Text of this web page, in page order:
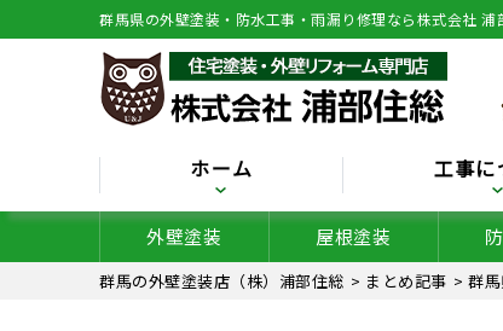
群馬県の外壁塗装・防水工事・雨漏り修理なら株式会社
ホーム 工事に
外壁塗装 屋根塗装
群馬の外壁塗装店（株）浦部住総 > まとめ記事 > 群